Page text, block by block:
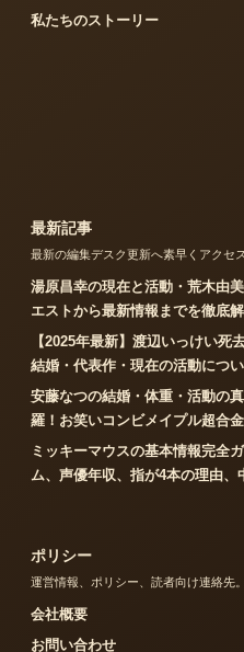
私たちのストーリー
最新記事
最新の編集デスク更新へ素早くアクセス
湯原昌幸の現在と活動・荒木由
エストから最新情報までを徹底
【2025年最新】渡辺いっけい死
結婚・代表作・現在の活動につ
安藤なつの結婚・体重・活動の
羅！お笑いコンビメイプル超合
ミッキーマウスの基本情報完全
ム、声優年収、指が4本の理由、
ポリシー
運営情報、ポリシー、読者向け連絡先。
会社概要
お問い合わせ